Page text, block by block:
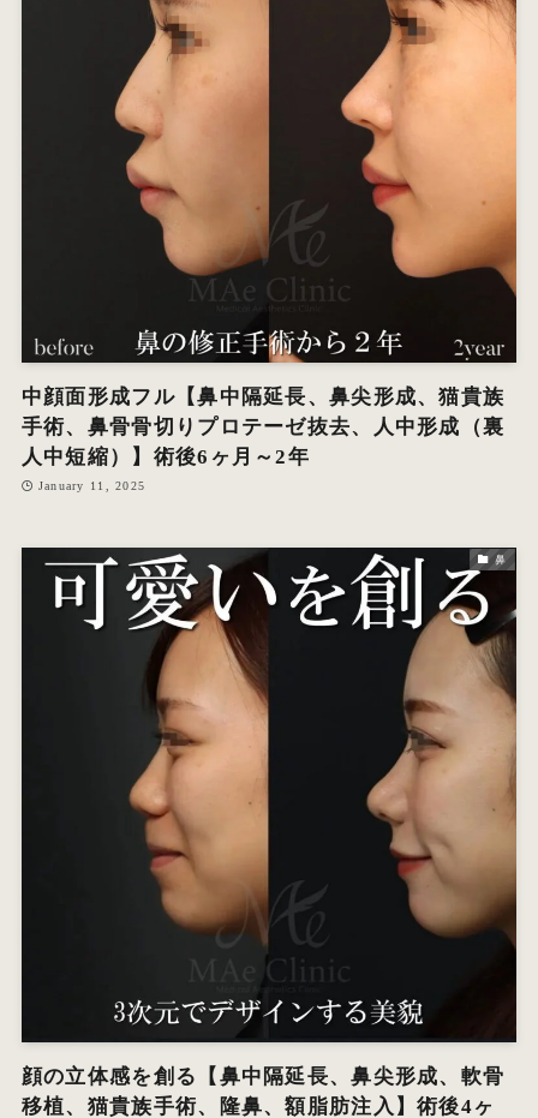
中顔面形成フル【鼻中隔延長、鼻尖形成、猫貴族
手術、鼻骨骨切りプロテーゼ抜去、人中形成（裏
人中短縮）】術後6ヶ月～2年
January 11, 2025
鼻
顔の立体感を創る【鼻中隔延長、鼻尖形成、軟骨
移植、猫貴族手術、隆鼻、額脂肪注入】術後4ヶ